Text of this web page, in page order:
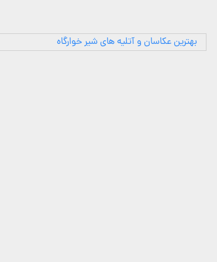
بهترین عکاسان و آتلیه های شیر خوارگاه